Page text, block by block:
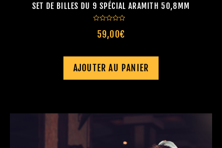
SET DE BILLES DU 9 SPÉCIAL ARAMITH 50,8MM
sur
59,00€
AJOUTER AU PANIER